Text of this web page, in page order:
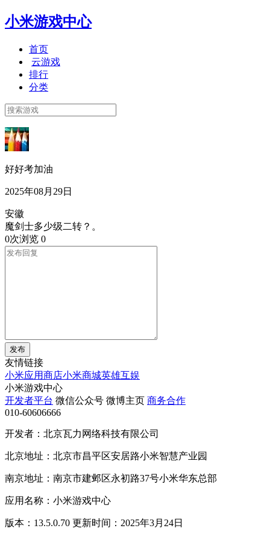
小米游戏中心
首页
云游戏
排行
分类
好好考加油
2025年08月29日
安徽
魔剑士多少级二转？。
0次浏览 0
发布
友情链接
小米应用商店小米商城英雄互娱
小米游戏中心
开发者平台 微信公众号 微博主页 商务合作
010-60606666
开发者：北京瓦力网络科技有限公司
北京地址：北京市昌平区安居路小米智慧产业园
南京地址：南京市建邺区永初路37号小米华东总部
应用名称：小米游戏中心
版本：13.5.0.70 更新时间：2025年3月24日